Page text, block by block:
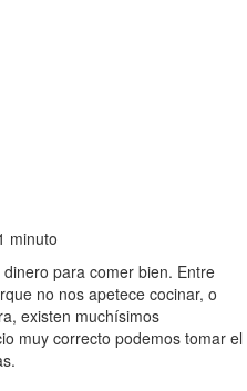
minuto
para comer bien. Entre
no nos apetece cocinar, o
existen muchísimos
muy correcto podemos tomar el